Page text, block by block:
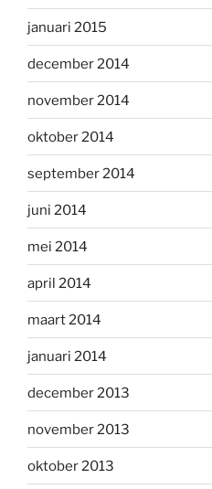
januari 2015
december 2014
november 2014
oktober 2014
september 2014
juni 2014
mei 2014
april 2014
maart 2014
januari 2014
december 2013
november 2013
oktober 2013